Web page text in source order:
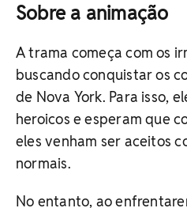
Sobre a animação
A trama começa com os
buscando conquistar os
de Nova York. Para isso,
heroicos e esperam que
eles venham ser aceitos
normais.
No entanto, ao